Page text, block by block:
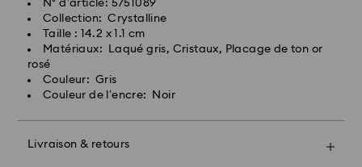
N° d'article: 5751089
Collection: Crystalline
Taille : 14.2 x 1.1 cm
Matériaux: Laqué gris, Cristaux, Placage de ton or
rosé
Couleur: Gris
Couleur de l’encre: Noir
Livraison & retours
paiement final.
Pour les produits Crystal Myriad, sous licence et
Creators Lab, veuillez noter qu’il peut y avoir un délai
de deux semaines maximum avant l’expédition du
colis, et que vous en serez informés par e-mail.
La priorité absolue de Swarovski est de satisfaire tous